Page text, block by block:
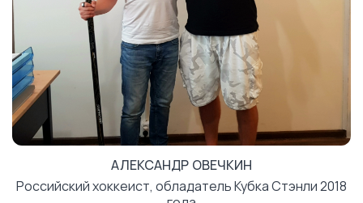
АЛЕКСАНДР ОВЕЧКИН
Российский хоккеист, обладатель Кубка Стэнли 2018